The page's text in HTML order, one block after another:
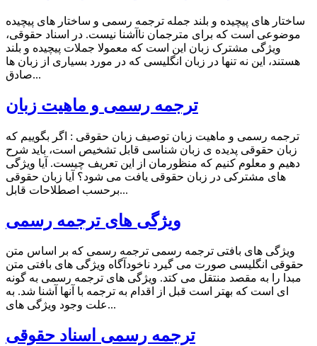
ساختار های پیچیده و بلند جمله ترجمه رسمی و ساختار های پیچیده
موضوعی است که برای مترجمان ناآشنا نیست. در اسناد حقوقی،
ویژگی مشترک زبان این است که معمولا جملات پیچیده و بلند
هستند، این نه تنها در زبان انگلیسی که در مورد بسیاری از زبان ها
صادق...
ترجمه رسمی و ماهیت زبان
ترجمه رسمی و ماهیت زبان توصیف زبان حقوقی : اگر بگوییم که
زبان حقوقی پدیده ی زبان شناسی قابل تشخیص است، باید شرح
دهیم و معلوم کنیم که منظورمان از این تعریف چیست. آیا ویژگی
های مشترکی در زبان حقوقی یافت می شود؟ آیا زبان حقوقی
برحسب اصطلاحات قابل...
ویژگی های ترجمه رسمی
ویژگی های بافتی ترجمه رسمی ترجمه رسمی که بر اساس متن
حقوقی انگلیسی صورت می گیرد ناخودآگاه ویژگی های بافتی متن
مبدا را به مقصد منتقل می کتد. ویژگی های ترجمه رسمی به گونه
ای است که بهتر است قبل از اقدام به ترجمه با آنها آشنا شد. به
علت وجود ویژگی های...
ترجمه رسمی اسناد حقوقی